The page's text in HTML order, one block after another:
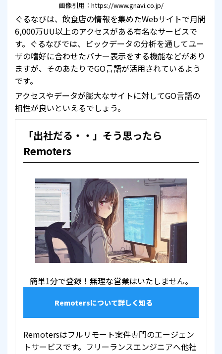
画像引用：https://www.gnavi.co.jp/
ぐるなびは、飲食店の情報を集めたWebサイトで月間
6,000万UU以上のアクセスがある有名なサービスで
す。ぐるなびでは、ビックデータの分析を通してユー
ザの嗜好に合わせたバナー表示をする機能などがあり
ますが、そのあたりでGO言語が活用されているよう
です。
アクセスやデータが膨大なサイトに対してGO言語の
相性が良いといえるでしょう。
「出社だる・・」そう思ったら
Remoters
簡単1分で登録！無理な営業はいたしません。
Remotersについて詳しく知る
Remotersはフルリモート案件専門のエージェン
トサービスです。フリーランスエンジニアへ他社